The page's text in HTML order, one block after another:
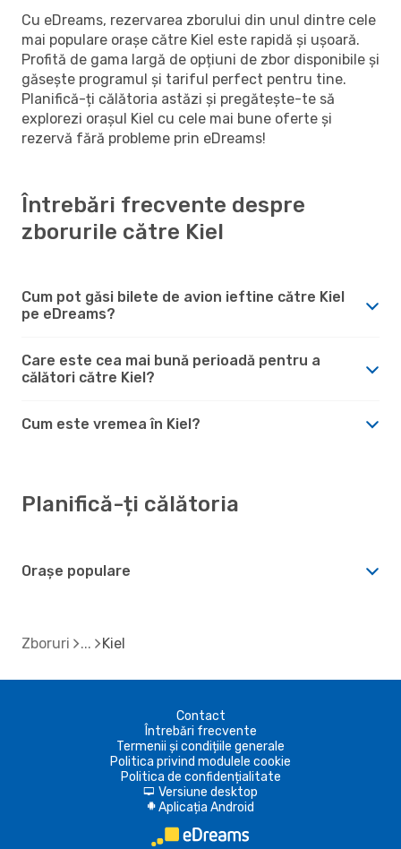
Cu eDreams, rezervarea zborului din unul dintre cele
mai populare orașe către Kiel este rapidă și ușoară.
Profită de gama largă de opțiuni de zbor disponibile și
găsește programul și tariful perfect pentru tine.
Planifică-ți călătoria astăzi și pregătește-te să
explorezi orașul Kiel cu cele mai bune oferte și
rezervă fără probleme prin eDreams!
Întrebări frecvente despre
zborurile către Kiel
Cum pot găsi bilete de avion ieftine către Kiel
pe eDreams?
Care este cea mai bună perioadă pentru a
călători către Kiel?
Cum este vremea în Kiel?
Planifică-ți călătoria
Orașe populare
Zboruri Kiel
Contact
Întrebări frecvente
Termenii și condițiile generale
Politica privind modulele cookie
Politica de confidențialitate
d Versiune desktop
A Aplicația Android